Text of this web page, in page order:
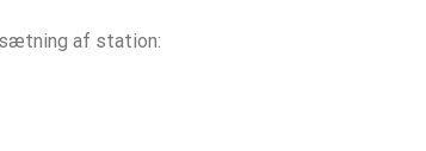
af station: